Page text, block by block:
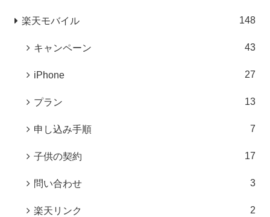
楽天モバイル 148
キャンペーン 43
iPhone 27
プラン 13
申し込み手順 7
子供の契約 17
問い合わせ 3
楽天リンク 2